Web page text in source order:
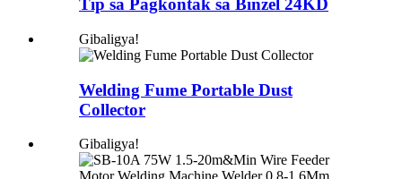
Tip sa Pagkontak sa Binzel 24KD
Gibaligya!
Welding Fume Portable Dust
Collector
Gibaligya!